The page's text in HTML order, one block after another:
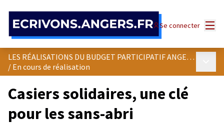
Se connecter
LES RÉALISATIONS DU BUDGET PARTICIPATIF ANGEVIN
/ En cours de réalisation
Casiers solidaires, une clé
pour les sans-abri